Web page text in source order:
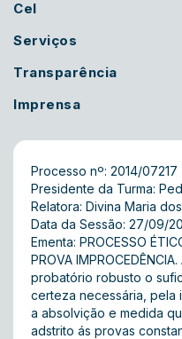
Cel
Serviços
Transparência
Imprensa
Processo nº: 2014/07217
Presidente da Turma:
Relatora: Divina Maria
Data da Sessão: 27/09/
Ementa: PROCESSO
PROVA
probatório robusto o
certeza necessária, pela
a absolvição e medida
adstrito ás provas